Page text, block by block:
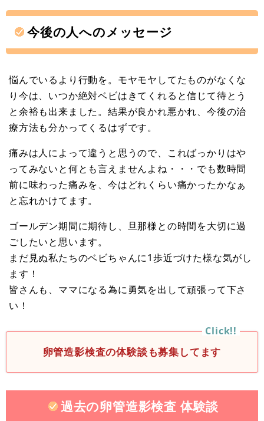
今後の人へのメッセージ
悩んでいるより行動を。モヤモヤしてたものがなくな
り今は、いつか絶対ベビはきてくれると信じて待とう
と余裕も出来ました。結果が良かれ悪かれ、今後の治
療方法も分かってくるはずです。
痛みは人によって違うと思うので、こればっかりはや
ってみないと何とも言えませんよね・・・でも数時間
前に味わった痛みを、今はどれくらい痛かったかなぁ
と忘れかけてます。
ゴールデン期間に期待し、旦那様との時間を大切に過
ごしたいと思います。
まだ見ぬ私たちのベビちゃんに1歩近づけた様な気がし
ます！
皆さんも、ママになる為に勇気を出して頑張って下さ
い！
卵管造影検査の体験談も募集してます
過去の卵管造影検査 体験談